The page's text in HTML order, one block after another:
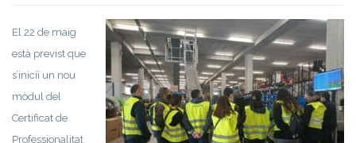
El 22 de maig
està previst que
s’iniciï un nou
mòdul del
Certificat de
Professionalitat